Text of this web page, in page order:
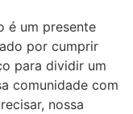
é um presente
por cumprir
para dividir um
comunidade com
nossa